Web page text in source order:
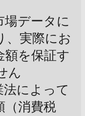
場データに
、実際にお
額を保証す
ん
によって
（消費税